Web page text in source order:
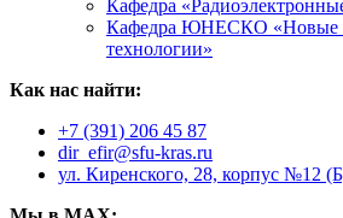
Кафедра
Кафедра ЮНЕСКО «Новые
технологии»
Как нас найти:
+7 (391) 206 45 87
dir_efir@sfu-kras.ru
ул. Киренского, 28, корпус №12